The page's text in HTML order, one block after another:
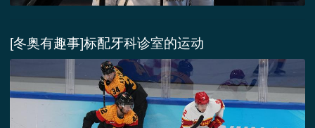
[冬奥有趣事]标配牙科诊室的运动